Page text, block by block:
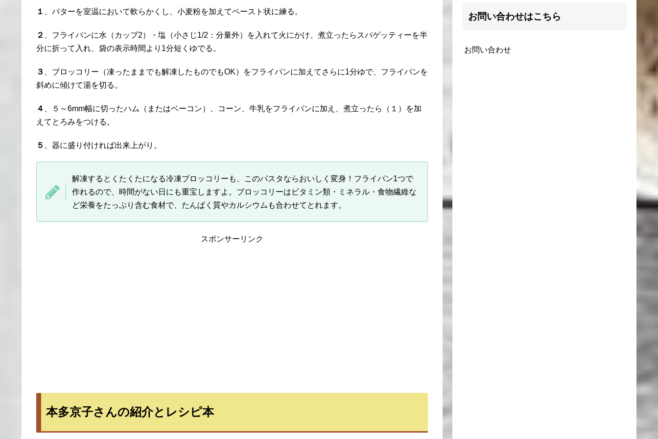
１ 、バターを室温において軟らかくし、小麦粉を加えてペースト状に練る。
２
、フライパンに水（カップ2）・塩（小さじ1/2：分量外）を入れて火にかけ、煮立ったらスパゲッティーを半
分に折って入れ、袋の表示時間より1分短くゆでる。
３
、ブロッコリー（凍ったままでも解凍したものでもOK）をフライパンに加えてさらに1分ゆで、フライパンを
斜めに傾けて湯を切る。
４
、５～6mm幅に切ったハム（またはベーコン）、コーン、牛乳をフライパンに加え、煮立ったら（１）を加
えてとろみをつける。
５ 、器に盛り付ければ出来上がり。
解凍するとくたくたになる冷凍ブロッコリーも、このパスタならおいしく変身！フライパン1つで
作れるので、時間がない日にも重宝しますよ。ブロッコリーはビタミン類・ミネラル・食物繊維な
ど栄養をたっぷり含む食材で、たんぱく質やカルシウムも合わせてとれます。
スポンサーリンク
本多京子さんの紹介とレシピ本
お問い合わせはこちら
お問い合わせ